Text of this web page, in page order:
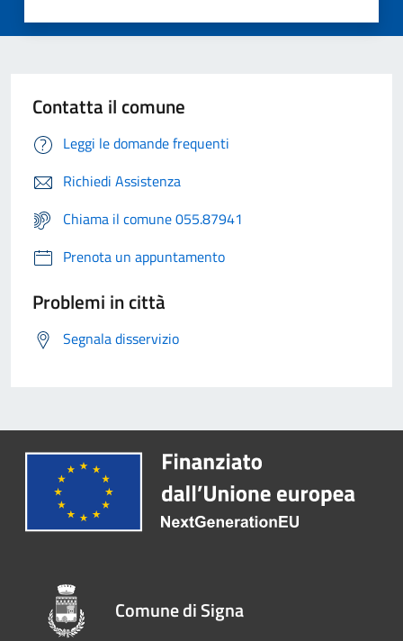
Contatta il comune
Leggi le domande frequenti
Richiedi Assistenza
Chiama il comune 055.87941
Prenota un appuntamento
Problemi in città
Segnala disservizio
Comune di Signa